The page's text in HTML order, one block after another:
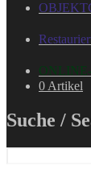
0 Artikel
Suche /